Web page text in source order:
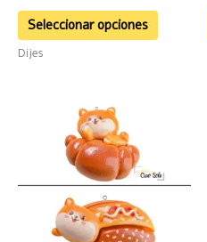
Seleccionar opciones
página
Dijes
múltiples